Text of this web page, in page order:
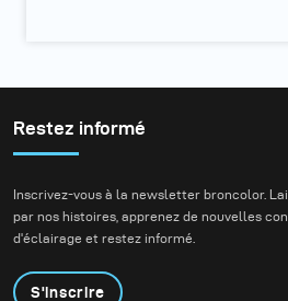
Restez informé
Inscrivez-vous à la newsletter broncolor.
par nos histoires, apprenez de nouvelles
d'éclairage et restez informé.
S'inscrire